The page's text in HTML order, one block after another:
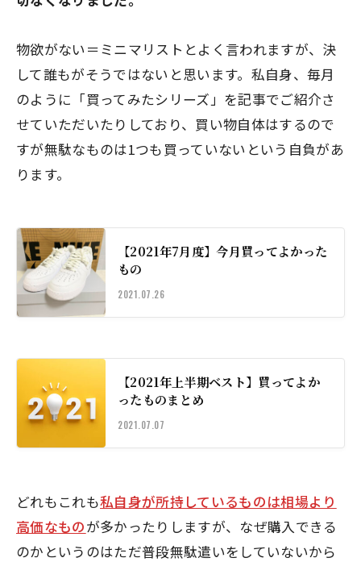
物欲がない＝ミニマリスト とよく言われますが、決
して誰もがそうではないと思います。私自身、毎月
のように「買ってみたシリーズ」を記事でご紹介さ
せていただいたりしており、買い物自体はするので
すが無駄なものは1つも買っていないという自負があ
ります。
【2021年7月度】今月買ってよかった
もの
2021.07.26
【2021年上半期ベスト】買ってよか
ったものまとめ
2021.07.07
どれもこれも私自身が所持しているものは相場より
高価なものが多かったりしますが、なぜ購入できる
のかというのはただ普段無駄遣いをしていないから